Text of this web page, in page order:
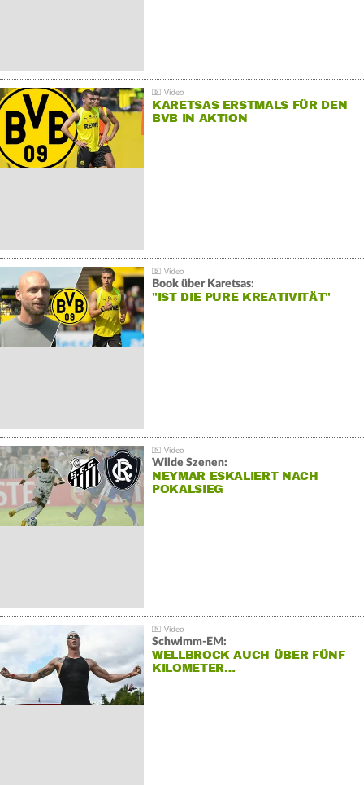
KARETSAS ERSTMALS FÜR DEN
BVB IN AKTION
Book über Karetsas:
"IST DIE PURE KREATIVITÄT"
Wilde Szenen:
NEYMAR ESKALIERT NACH
POKALSIEG
Schwimm-EM:
WELLBROCK AUCH ÜBER FÜNF
KILOMETER…